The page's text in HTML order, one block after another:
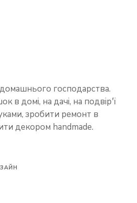
господарства.
в домі, на дачі, на подвір'ї
зробити ремонт в
декором handmade.